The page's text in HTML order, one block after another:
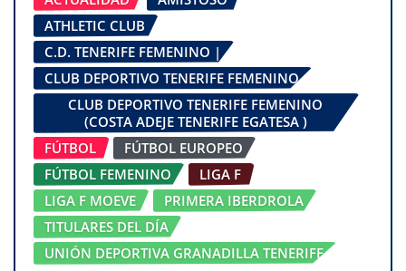
ATHLETIC CLUB
C.D. TENERIFE FEMENINO |
CLUB DEPORTIVO TENERIFE FEMENINO
CLUB DEPORTIVO TENERIFE FEMENINO
(COSTA ADEJE TENERIFE EGATESA )
FÚTBOL
FÚTBOL EUROPEO
FÚTBOL FEMENINO
LIGA F
LIGA F MOEVE
PRIMERA IBERDROLA
TITULARES DEL DÍA
UNIÓN DEPORTIVA GRANADILLA TENERIFE